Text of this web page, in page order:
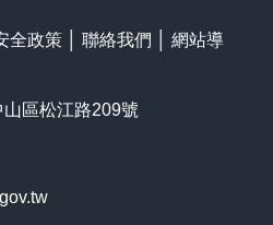
全政策 聯絡我們
網站導
區松江路209號